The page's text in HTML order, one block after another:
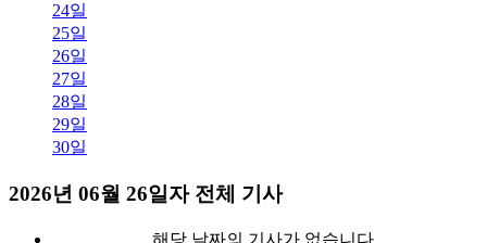
24일
25일
26일
27일
28일
29일
30일
2026년 06월 26일자 전체 기사
해당 날짜의 기사가 없습니다.